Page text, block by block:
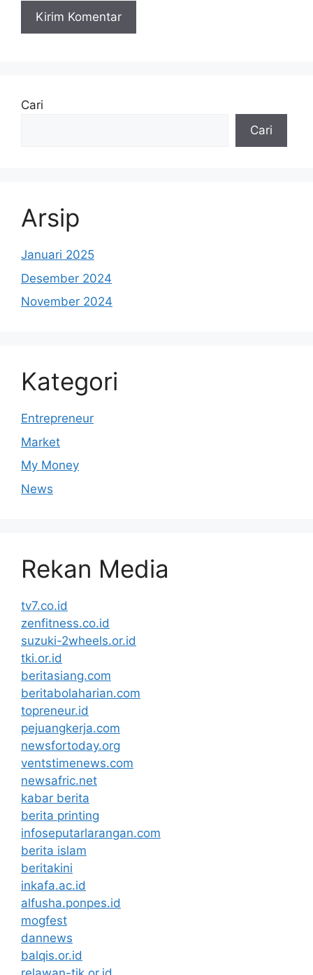
Cari
Cari
Arsip
Januari 2025
Desember 2024
November 2024
Kategori
Entrepreneur
Market
My Money
News
Rekan Media
tv7.co.id
zenfitness.co.id
suzuki-2wheels.or.id
tki.or.id
beritasiang.com
beritabolaharian.com
topreneur.id
pejuangkerja.com
newsfortoday.org
ventstimenews.com
newsafric.net
kabar berita
berita printing
infoseputarlarangan.com
berita islam
beritakini
inkafa.ac.id
alfusha.ponpes.id
mogfest
dannews
balqis.or.id